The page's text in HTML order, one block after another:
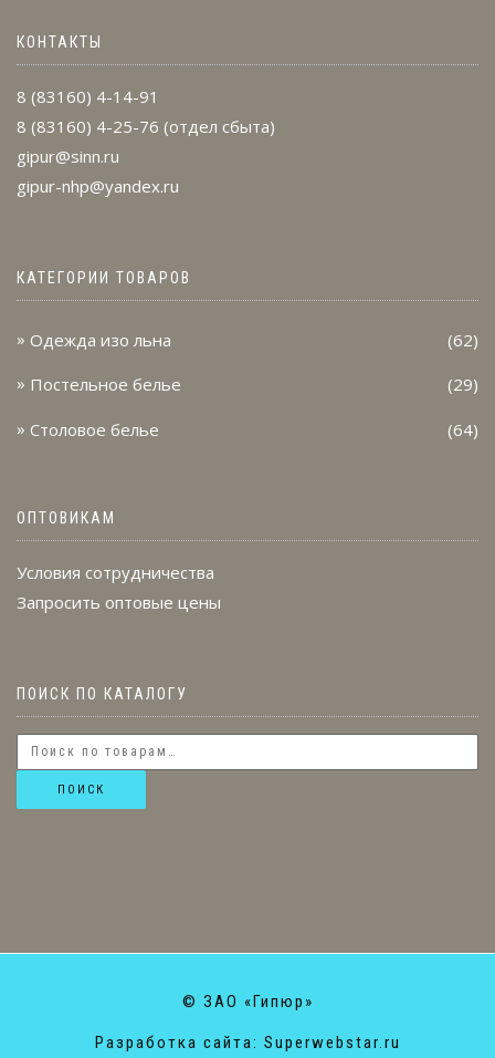
КОНТАКТЫ
8 (83160) 4-14-91
8 (83160) 4-25-76 (отдел сбыта)
gipur@sinn.ru
gipur-nhp@yandex.ru
КАТЕГОРИИ ТОВАРОВ
Одежда изо льна (62)
Постельное белье (29)
Столовое белье (64)
ОПТОВИКАМ
Условия сотрудничества
Запросить оптовые цены
ПОИСК ПО КАТАЛОГУ
ПОИСК
© ЗАО «Гипюр»
Разработка сайта: Superwebstar.ru